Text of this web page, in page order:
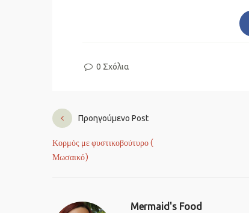
0 Σχόλια
Προηγούμενο Post
Κορμός με φυστικοβούτυρο (
Μωσαικό)
Mermaid's Food